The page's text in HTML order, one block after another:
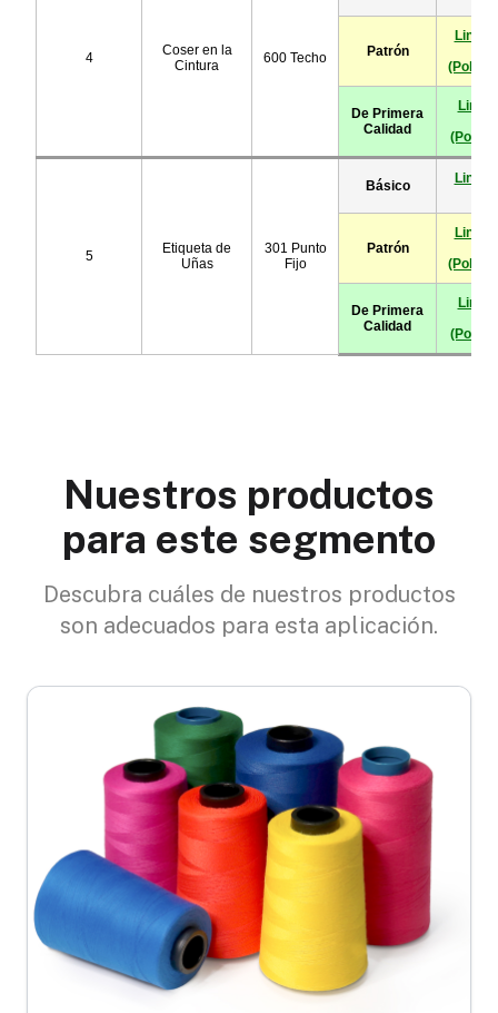
Nuestros productos
para este segmento
Descubra cuáles de nuestros productos
son adecuados para esta aplicación.